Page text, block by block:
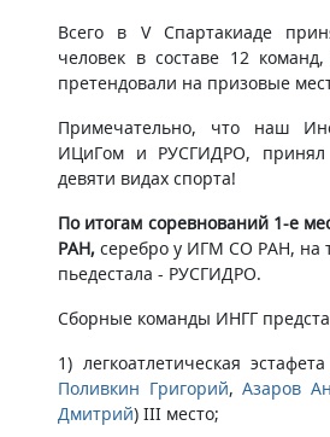
Всего в V Спартакиаде
человек в составе 12
претендовали на призовые
Примечательно, что наш
ИЦиГом и РУСГИДРО, принял
девяти видах спорта!
По итогам соревнований 1-е
РАН, серебро у ИГМ СО РАН, на
пьедестала - РУСГИДРО.
Сборные команды ИНГГ
1) легкоатлетическая
Поливкин Григорий, Азаров
Дмитрий) III место;